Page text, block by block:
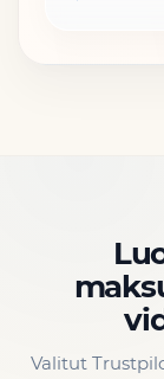
Valitut